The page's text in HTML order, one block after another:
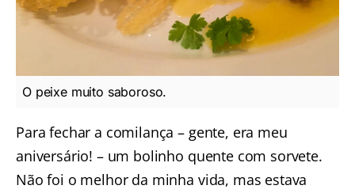
O peixe muito saboroso.
Para fechar a comilança – gente, era meu
aniversário! – um bolinho quente com sorvete.
Não foi o melhor da minha vida, mas estava